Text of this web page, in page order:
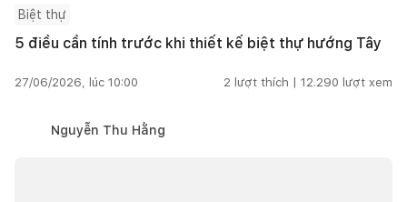
Biệt thự
5 điều cần tính trước khi thiết kế biệt thự hướng Tây
27/06/2026, lúc 10:00 2 lượt thích | 12.290 lượt xem
Nguyễn Thu Hằng